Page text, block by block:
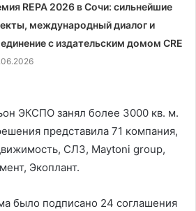
REPA 2026 в Сочи: сильнейшие
международный диалог и
с издательским домом CRE
ЭКСПО занял более 3000 кв. м.
представила 71 компания,
СЛЗ, Maytoni group,
Экоплант.
было подписано 24 соглашения